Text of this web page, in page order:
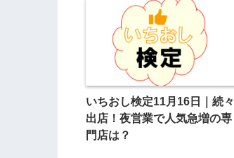
いちおし検定11月16日｜続々
出店！夜営業で人気急増の専
門店は？